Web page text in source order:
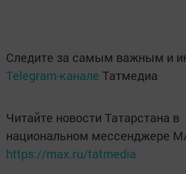
Следите за самым важным и
Telegram-канале Татмедиа
Читайте новости Татарстана в
национальном мессенджере
https://max.ru/tatmedia